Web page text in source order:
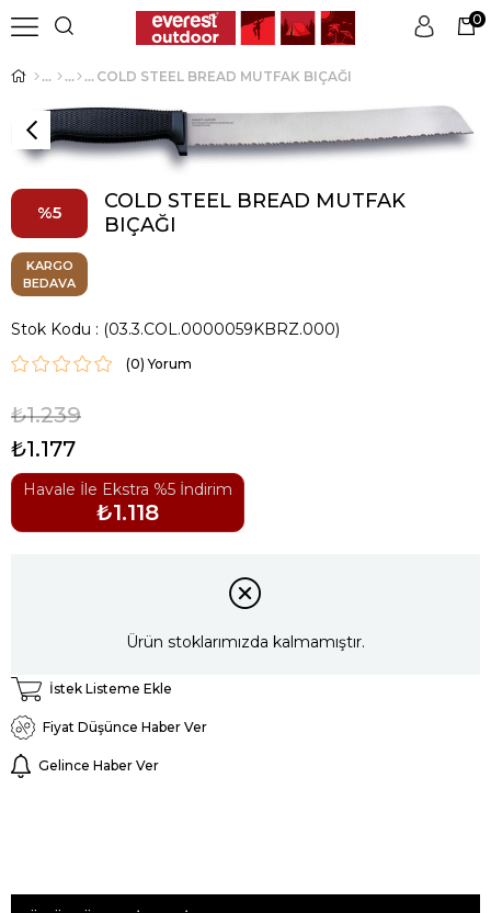
Üye Girişi Üye Ol
0
COLD STEEL BREAD MUTFAK BIÇAĞI
5
COLD STEEL BREAD MUTFAK
BIÇAĞI
KARGO
BEDAVA
Stok Kodu (03.3.COL.0000059KBRZ.000)
(0)
₺1.239
₺1.177
Havale İle Ekstra %5 İndirim
₺1.118
Ürün stoklarımızda kalmamıştır.
İstek Listeme Ekle
Fiyat Düşünce Haber Ver
Gelince Haber Ver